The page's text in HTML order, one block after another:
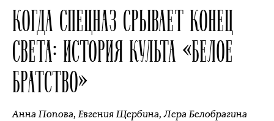
КОГДА СПЕЦНАЗ СРЫВАЕТ КОНЕЦ
СВЕТА: ИСТОРИЯ КУЛЬТА «БЕЛОЕ
БРАТСТВО»
Анна Попова,Евгения Щербина,Лера Белобрагина